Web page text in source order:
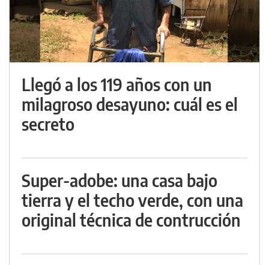
Llegó a los 119 años con un
milagroso desayuno: cuál es el
secreto
Super-adobe: una casa bajo
tierra y el techo verde, con una
original técnica de contrucción